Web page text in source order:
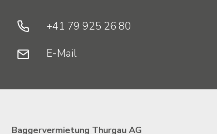
+41 79 925 26 80
E-Mail
Kontakt
Baggervermietung Thurgau AG